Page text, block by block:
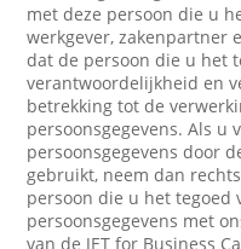
met deze persoon die u
werkgever, zakenpartner
dat de persoon die u het
verantwoordelijkheid en
betrekking tot de
persoonsgegevens. Als u
persoonsgegevens door
gebruikt, neem dan
persoon die u het tegoed
persoonsgegevens met
van de JET for Business